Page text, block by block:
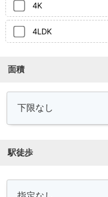
4K
4LDK
面積
駅徒歩